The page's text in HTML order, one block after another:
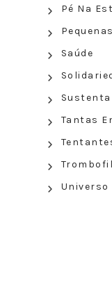
Pé Na
Saúde
Tantas
Universo